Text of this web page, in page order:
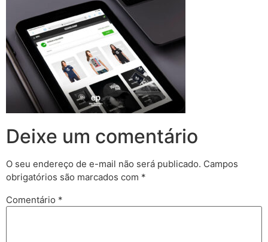
Deixe um comentário
O seu endereço de e-mail não será publicado. Campos
obrigatórios são marcados com *
Comentário *